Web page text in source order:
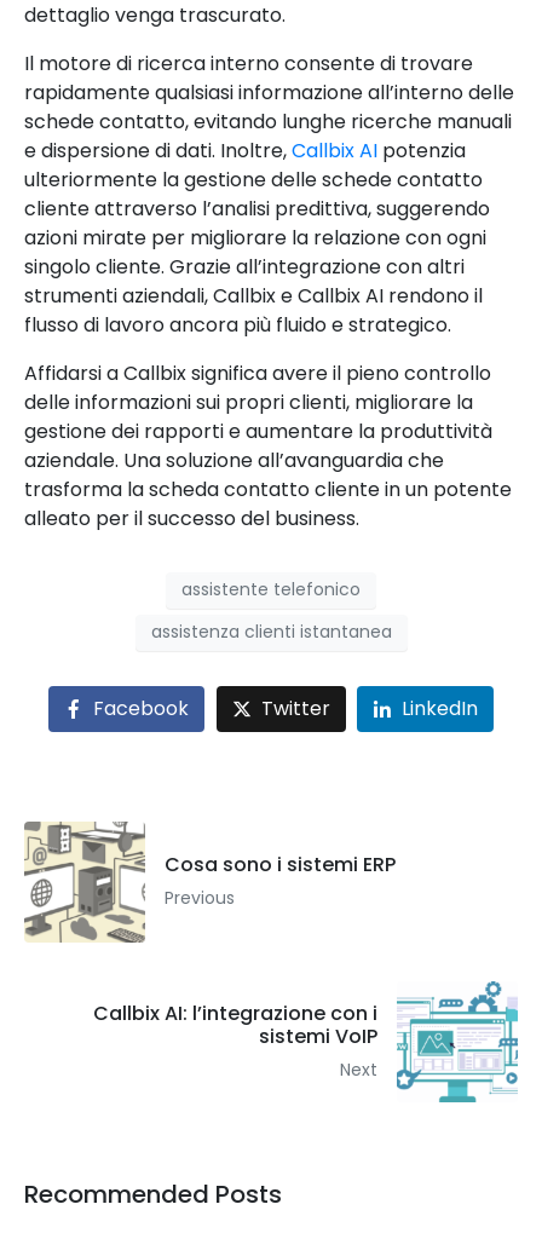
dettaglio venga trascurato.
Il motore di ricerca interno consente di trovare
rapidamente qualsiasi informazione all’interno delle
schede contatto, evitando lunghe ricerche manuali
e dispersione di dati. Inoltre,Callbix AI potenzia
ulteriormente la gestione delle schede contatto
cliente attraverso l’analisi predittiva, suggerendo
azioni mirate per migliorare la relazione con ogni
singolo cliente. Grazie all’integrazione con altri
strumenti aziendali, Callbix e Callbix AI rendono il
flusso di lavoro ancora più fluido e strategico.
Affidarsi a Callbix significa avere il pieno controllo
delle informazioni sui propri clienti, migliorare la
gestione dei rapporti e aumentare la produttività
aziendale. Una soluzione all’avanguardia che
trasforma la scheda contatto cliente in un potente
alleato per il successo del business.
assistente telefonico
assistenza clienti istantanea
Facebook Twitter LinkedIn
Cosa sono i sistemi ERP
Previous
Callbix AI: l’integrazione con i
sistemi VoIP
Next
Recommended Posts